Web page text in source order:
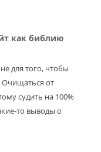
как библию
для того, чтобы
Очищаться от
судить на 100%
то выводы о